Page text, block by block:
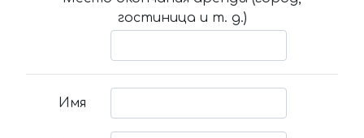
гостиница и т. д.)
Имя